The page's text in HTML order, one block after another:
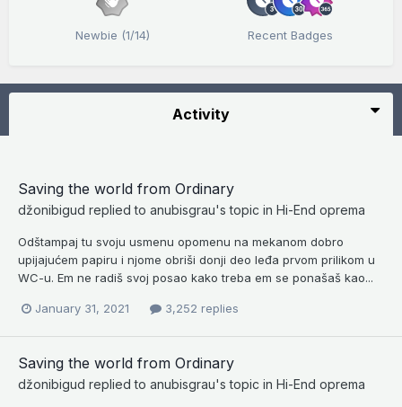
Newbie (1/14) Recent Badges
Activity
Saving the world from Ordinary
džonibigud replied to anubisgrau's topic in Hi-End oprema
Odštampaj tu svoju usmenu opomenu na mekanom dobro
upijajućem papiru i njome obriši donji deo leđa prvom prilikom u
WC-u. Em ne radiš svoj posao kako treba em se ponašaš kao...
January 31, 2021 3,252 replies
Saving the world from Ordinary
džonibigud replied to anubisgrau's topic in Hi-End oprema